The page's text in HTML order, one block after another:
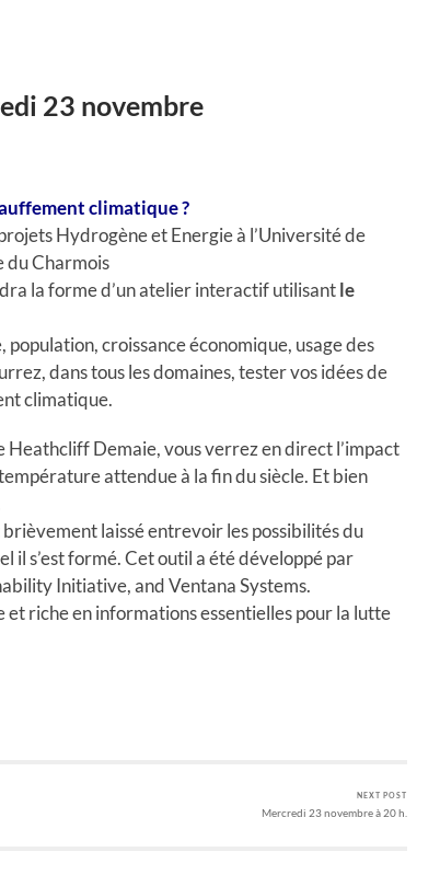
23 novembre
climatique ?
Hydrogène et Energie à l’Université de
du Charmois
la forme d’un atelier interactif utilisantle
croissance économique, usage des
dans tous les domaines, tester vos idées de
climatique.
Heathcliff Demaie, vous verrez en direct l’impact
attendue à la fin du siècle. Et bien
laissé entrevoir les possibilités du
il s’est formé. Cet outil a été développé par
Initiative, and Ventana Systems.
riche en informations essentielles pour la lutte
NEXT POST
Mercredi 23 novembre à 20 h.